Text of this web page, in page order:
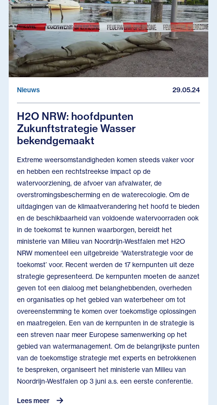
Nieuws 29.05.24
H2O NRW: hoofdpunten
Zukunftstrategie Wasser
bekendgemaakt
Extreme weersomstandigheden komen steeds vaker voor
en hebben een rechtstreekse impact op de
watervoorziening, de afvoer van afvalwater, de
overstromingsbescherming en de waterecologie. Om de
uitdagingen van de klimaatverandering het hoofd te bieden
en de beschikbaarheid van voldoende watervoorraden ook
in de toekomst te kunnen waarborgen, bereidt het
ministerie van Milieu van Noordrijn-Westfalen met H2O
NRW momenteel een uitgebreide ‘Waterstrategie voor de
toekomst’ voor. Recent werden de 17 kernpunten uit deze
strategie gepresenteerd. De kernpunten moeten de aanzet
geven tot een dialoog met belanghebbenden, overheden
en organisaties op het gebied van waterbeheer om tot
overeenstemming te komen over toekomstige oplossingen
en maatregelen. Een van de kernpunten in de strategie is
een streven naar meer Europese samenwerking op het
gebied van watermanagement. Om de belangrijkste punten
van de toekomstige strategie met experts en betrokkenen
te bespreken, organiseert het ministerie van Milieu van
Noordrijn-Westfalen op 3 juni a.s. een eerste conferentie.
Lees meer